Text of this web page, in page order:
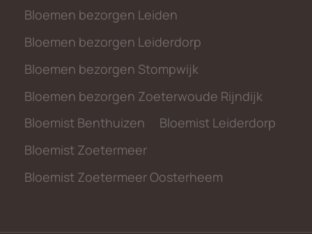
Bloemen bezorgen Leiden
Bloemen bezorgen Leiderdorp
Bloemen bezorgen Stompwijk
Bloemen bezorgen Zoeterwoude Rijndijk
Bloemist Benthuizen
Bloemist Leiderdorp
Bloemist Zoetermeer
Bloemist Zoetermeer Oosterheem